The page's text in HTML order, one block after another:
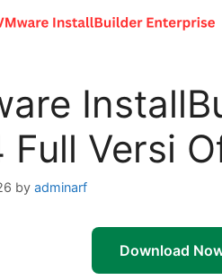
Full Versi
by adminarf
Download